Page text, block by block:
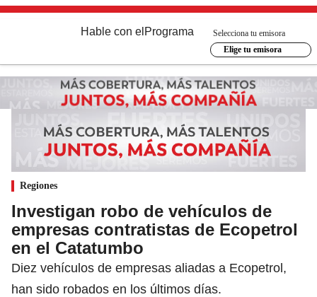
Hable con el Programa
Selecciona tu emisora
Elige tu emisora
Regiones
Investigan robo de vehículos de
empresas contratistas de Ecopetrol
en el Catatumbo
Diez vehículos de empresas aliadas a Ecopetrol,
han sido robados en los últimos días.